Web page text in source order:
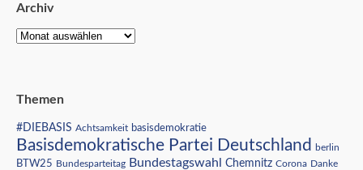
Archiv
Themen
#DIEBASIS Achtsamkeit basisdemokratie
Basisdemokratische Partei Deutschland berlin
BTW25 Bundesparteitag Bundestagswahl Chemnitz Corona Danke